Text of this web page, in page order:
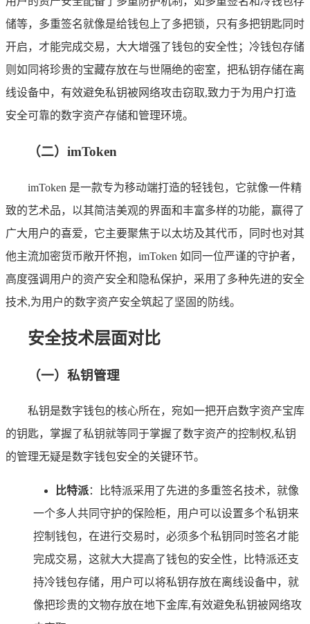
储等，多重签名就像是给钱包上了多把锁，只有多把钥匙同时
开启，才能完成交易，大大增强了钱包的安全性；冷钱包存储
则如同将珍贵的宝藏存放在与世隔绝的密室，把私钥存储在离
线设备中，有效避免私钥被网络攻击窃取,致力于为用户打造
安全可靠的数字资产存储和管理环境。
（二）imToken
imToken 是一款专为移动端打造的轻钱包，它就像一件精
致的艺术品，以其简洁美观的界面和丰富多样的功能，赢得了
广大用户的喜爱，它主要聚焦于以太坊及其代币，同时也对其
他主流加密货币敞开怀抱，imToken 如同一位严谨的守护者，
高度强调用户的资产安全和隐私保护，采用了多种先进的安全
技术,为用户的数字资产安全筑起了坚固的防线。
安全技术层面对比
（一）私钥管理
私钥是数字钱包的核心所在，宛如一把开启数字资产宝库
的钥匙，掌握了私钥就等同于掌握了数字资产的控制权,私钥
的管理无疑是数字钱包安全的关键环节。
比特派：比特派采用了先进的多重签名技术，就像
一个多人共同守护的保险柜，用户可以设置多个私钥来
控制钱包，在进行交易时，必须多个私钥同时签名才能
完成交易，这就大大提高了钱包的安全性，比特派还支
持冷钱包存储，用户可以将私钥存放在离线设备中，就
像把珍贵的文物存放在地下金库,有效避免私钥被网络攻